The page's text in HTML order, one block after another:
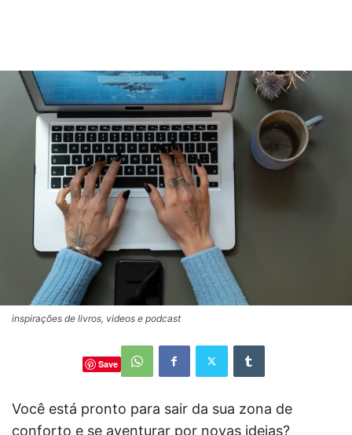
inspirações de livros, videos e podcast
Save
Você está pronto para sair da sua zona de
conforto e se aventurar por novas ideias?